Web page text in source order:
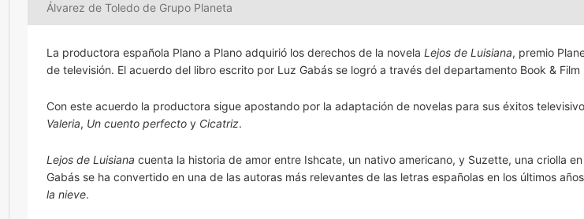
Álvarez de Toledo de Grupo Planeta
La productora española Plano a Plano adquirió los derechos de la novela Lejos de Luisiana, premio
de televisión. El acuerdo del libro escrito por Luz Gabás se logró a través del departamento Book & Film
Con este acuerdo la productora sigue apostando por la adaptación de novelas para sus éxitos
Valeria, Un cuento perfecto y Cicatriz.
Lejos de Luisiana cuenta la historia de amor entre Ishcate, un nativo americano, y Suzette, una criolla
Gabás se ha convertido en una de las autoras más relevantes de las letras españolas en los últimos
la nieve.